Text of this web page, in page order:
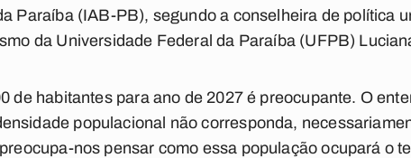
Paraíba (IAB-PB), segundo a conselheira de política
da Universidade Federal da Paraíba (UFPB)
de habitantes para ano de 2027 é preocupante. O
populacional não corresponda,
nos pensar como essa população ocupará o